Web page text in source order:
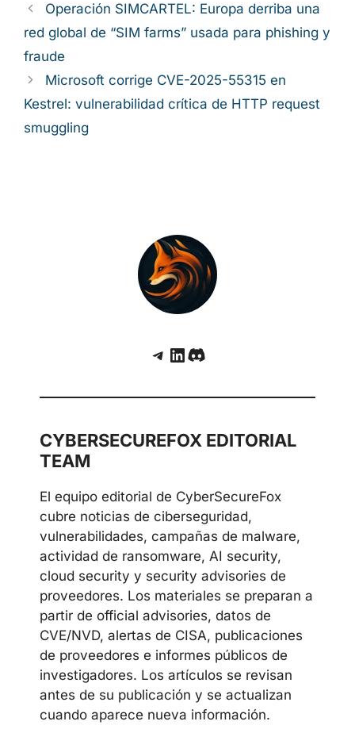
Operación SIMCARTEL: Europa derriba una
red global de “SIM farms” usada para phishing y
fraude
Microsoft corrige CVE-2025-55315 en
Kestrel: vulnerabilidad crítica de HTTP request
smuggling
Telegram
LinkedIn
Discord
CYBERSECUREFOX EDITORIAL
TEAM
El equipo editorial de CyberSecureFox
cubre noticias de ciberseguridad,
vulnerabilidades, campañas de malware,
actividad de ransomware, AI security,
cloud security y security advisories de
proveedores. Los materiales se preparan a
partir de official advisories, datos de
CVE/NVD, alertas de CISA, publicaciones
de proveedores e informes públicos de
investigadores. Los artículos se revisan
antes de su publicación y se actualizan
cuando aparece nueva información.